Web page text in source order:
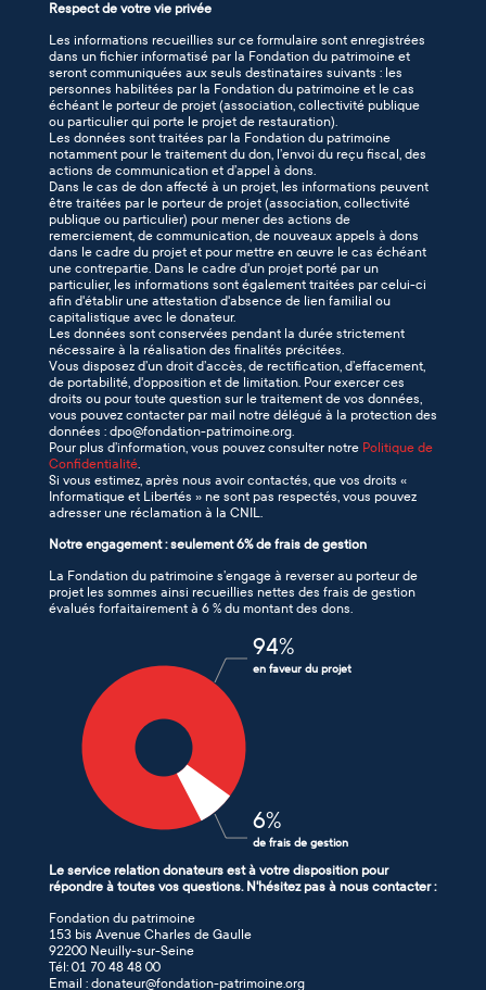
Respect de votre vie privée
Les informations recueillies sur ce formulaire sont enregistrées
dans un fichier informatisé par la Fondation du patrimoine et
seront communiquées aux seuls destinataires suivants : les
personnes habilitées par la Fondation du patrimoine et le cas
échéant le porteur de projet (association, collectivité publique
ou particulier qui porte le projet de restauration).
Les données sont traitées par la Fondation du patrimoine
notamment pour le traitement du don, l’envoi du reçu fiscal, des
actions de communication et d’appel à dons.
Dans le cas de don affecté à un projet, les informations peuvent
être traitées par le porteur de projet (association, collectivité
publique ou particulier) pour mener des actions de
remerciement, de communication, de nouveaux appels à dons
dans le cadre du projet et pour mettre en œuvre le cas échéant
une contrepartie. Dans le cadre d'un projet porté par un
particulier, les informations sont également traitées par celui-ci
afin d'établir une attestation d'absence de lien familial ou
capitalistique avec le donateur.
Les données sont conservées pendant la durée strictement
nécessaire à la réalisation des finalités précitées.
Vous disposez d’un droit d’accès, de rectification, d’effacement,
de portabilité, d'opposition et de limitation. Pour exercer ces
droits ou pour toute question sur le traitement de vos données,
vous pouvez contacter par mail notre délégué à la protection des
données : dpo@fondation-patrimoine.org.
Pour plus d’information, vous pouvez consulter notre Politique de
Confidentialité.
Si vous estimez, après nous avoir contactés, que vos droits «
Informatique et Libertés » ne sont pas respectés, vous pouvez
adresser une réclamation à la CNIL.
Notre engagement : seulement 6% de frais de gestion
La Fondation du patrimoine s’engage à reverser au porteur de
projet les sommes ainsi recueillies nettes des frais de gestion
évalués forfaitairement à 6 % du montant des dons.
94%
en faveur du projet
6%
de frais de gestion
Le service relation donateurs est à votre disposition pour
répondre à toutes vos questions. N'hésitez pas à nous contacter :
Fondation du patrimoine
153 bis Avenue Charles de Gaulle
92200 Neuilly-sur-Seine
Tél: 01 70 48 48 00
Email : donateur@fondation-patrimoine.org